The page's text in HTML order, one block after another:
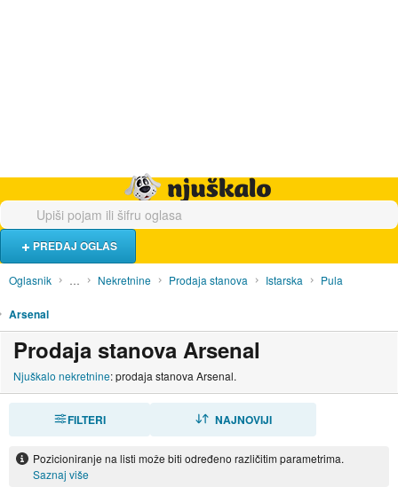
PREDAJ OGLAS
Oglasnik … Nekretnine Prodaja stanova Istarska Pula
Arsenal
Prodaja stanova Arsenal
Njuškalo nekretnine: prodaja stanova Arsenal.
FILTERI NAJNOVIJI
Pozicioniranje na listi može biti određeno različitim parametrima.
Saznaj više